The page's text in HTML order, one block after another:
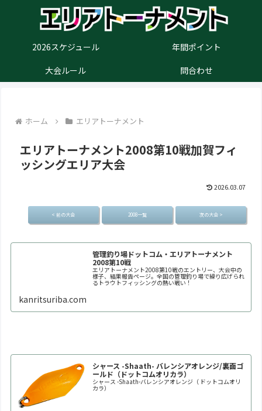
2026スケジュール
年間ポイント
大会ルール
問合わせ
ホーム エリアトーナメント
エリアトーナメント2008第10戦加賀フィ
ッシングエリア大会
2026.03.07
< 前の大会 2008一覧 次の大会 >
管理釣り場ドットコム・エリアトーナメント
2008第10戦
エリアトーナメント2008第10戦のエントリー、大会中の
様子、結果報告ページ。全国の管理釣り場で繰り広げられ
るトラウトフィッシングの熱い戦い！
kanritsuriba.com
シャース -Shaath- バレンシアオレンジ/裏面ゴ
ールド（ドットコムオリカラ）
シャース -Shaath-バレンシアオレンジ（ ドットコムオリ
カラ）